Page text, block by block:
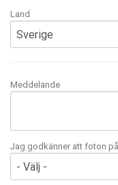
Land
Meddelande
Jag godkänner att foton